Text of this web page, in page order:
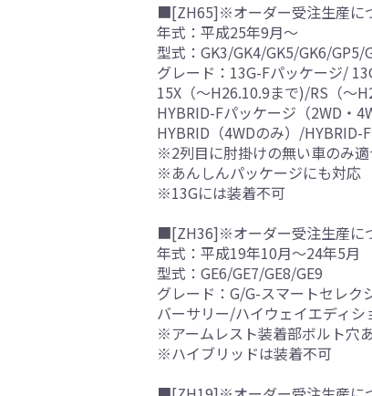
■[ZH65]※オーダー受注生産に
年式：平成25年9月～
型式：GK3/GK4/GK5/GK6/GP5/
グレード：13G-Fパッケージ/
15X（～H26.10.9まで)/RS（～
HYBRID-Fパッケージ（2WD・
HYBRID（4WDのみ）/HYBRID-
※2列目に肘掛けの無い車のみ
※あんしんパッケージにも対応
※13Gには装着不可
■[ZH36]※オーダー受注生産に
年式：平成19年10月～24年5月
型式：GE6/GE7/GE8/GE9
グレード：G/G-スマートセレ
バーサリー/ハイウェイエディ
※アームレスト装着部ボルト穴
※ハイブリッドは装着不可